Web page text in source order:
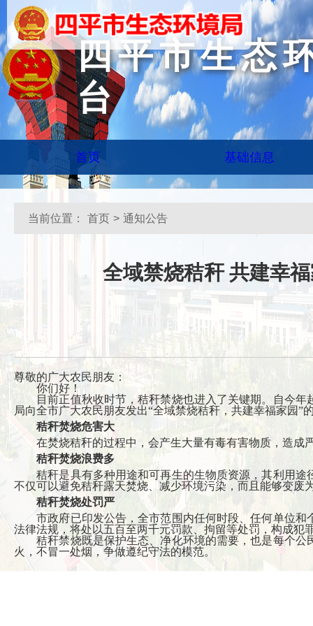
四平市生态
台
首页 基础信息
当前位置： 首页 > 通知公告
全域禁烧秸秆 共建幸
尊敬的广大农民朋友：
你们好！
目前正值秋收时节，秸秆禁烧也进入了关键期。自今年
局向全市广大农民朋友发出“全域禁烧秸秆，共建幸福家园
秸秆焚烧危害大
在焚烧秸秆的过程中，会产生大量有毒有害物质，造成
秸秆焚烧浪费多
秸秆是具有多种用途和可再生的生物质资源，其利用途
不仅可以避免秸秆露天焚烧、减少环境污染，而且能够变废
秸秆焚烧处罚严
市政府已印发公告，全市范围内任何时段、任何单位和
法律法规，将处以五百至两千元罚款、拘留等处罚，构成犯
秸秆禁烧既是保护生态、净化环境的需要，也是每个公
火，不冒一处烟，争做遵纪守法的模范。